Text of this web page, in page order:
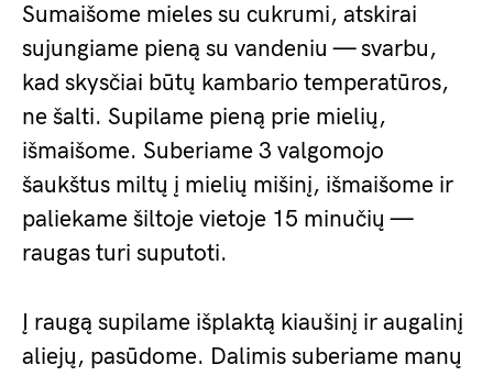
Sumaišome mieles su cukrumi, atskirai
sujungiame pieną su vandeniu — svarbu,
kad skysčiai būtų kambario temperatūros,
ne šalti. Supilame pieną prie mielių,
išmaišome. Suberiame 3 valgomojo
šaukštus miltų į mielių mišinį, išmaišome ir
paliekame šiltoje vietoje 15 minučių —
raugas turi suputoti.
Į raugą supilame išplaktą kiaušinį ir augalinį
aliejų, pasūdome. Dalimis suberiame manų